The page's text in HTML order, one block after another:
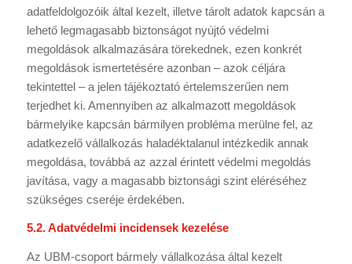
adatfeldolgozóik által kezelt, illetve tárolt adatok kapcsán a
lehető legmagasabb biztonságot nyújtó védelmi
megoldások alkalmazására törekednek, ezen konkrét
megoldások ismertetésére azonban – azok céljára
tekintettel – a jelen tájékoztató értelemszerűen nem
terjedhet ki. Amennyiben az alkalmazott megoldások
bármelyike kapcsán bármilyen probléma merülne fel, az
adatkezelő vállalkozás haladéktalanul intézkedik annak
megoldása, továbbá az azzal érintett védelmi megoldás
javítása, vagy a magasabb biztonsági szint eléréséhez
szükséges cseréje érdekében.
5.2. Adatvédelmi incidensek kezelése
Az UBM-csoport bármely vállalkozása által kezelt